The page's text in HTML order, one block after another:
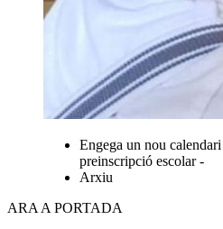
Engega un nou
preinscripció escolar -
Arxiu
ARA A PORTADA